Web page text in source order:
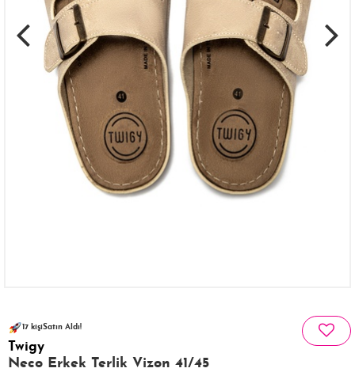
17 kişiSatın Aldı!
377 kişi
Twigy
Neco Erkek Terlik Vizon 41/45